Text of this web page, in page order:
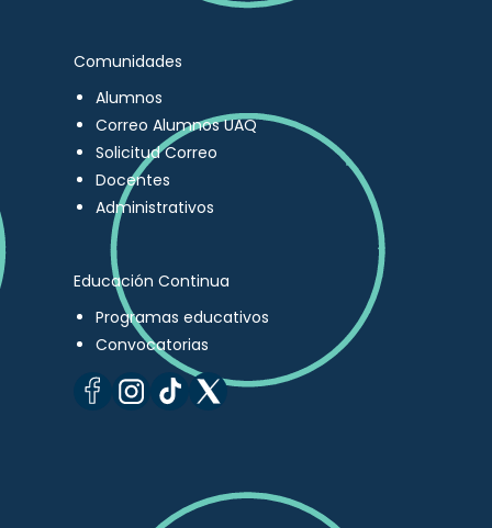
Comunidades
Alumnos
Correo Alumnos UAQ
Solicitud Correo
Docentes
Administrativos
Educación Continua
Programas educativos
Convocatorias